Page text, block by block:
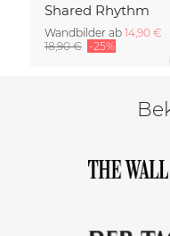
Shared Rhythm
Wandbilder ab 14,90 €
18,90 € -25%